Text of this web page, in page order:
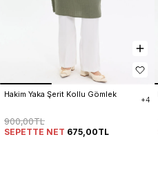
Hakim Yaka Şerit Kollu Gömlek
+4
900,00TL
SEPETTE NET 675,00TL